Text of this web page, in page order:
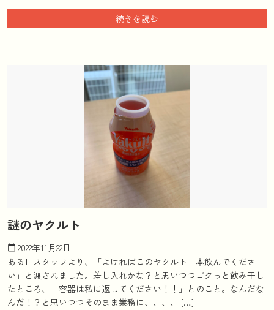
続きを読む
謎のヤクルト
calendar_today 2022年11月22日
ある日スタッフより、「よければこのヤクルト一本飲んでくださ
い」と渡されました。差し入れかな？と思いつつゴクっと飲み干し
たところ、「容器は私に返してください！！」とのこと。なんだな
んだ！？と思いつつそのまま業務に、、、、 […]